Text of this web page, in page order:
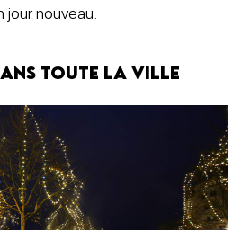
nouveau.
toute la ville